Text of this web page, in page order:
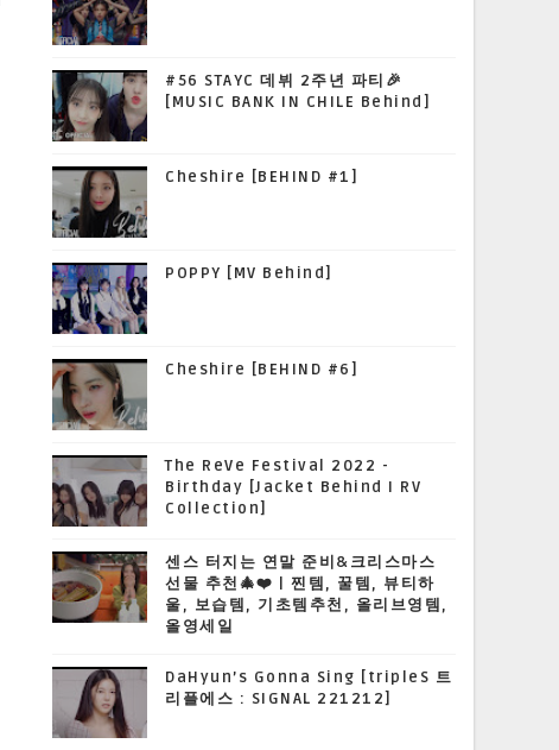
#56 STAYC 데뷔 2주년 파티🎉
[MUSIC BANK IN CHILE Behind]
Cheshire [BEHIND #1]
POPPY [MV Behind]
Cheshire [BEHIND #6]
The ReVe Festival 2022 -
Birthday [Jacket Behind I RV
Collection]
센스 터지는 연말 준비&크리스마스
선물 추천🎄❤️ | 찐템, 꿀템, 뷰티하
울, 보습템, 기초템추천, 올리브영템,
올영세일
DaHyun’s Gonna Sing [tripleS 트
리플에스 : SIGNAL 221212]